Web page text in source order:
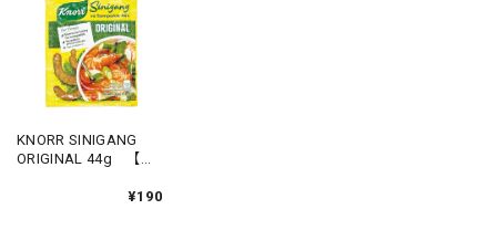
KNORR SINIGANG
ORIGINAL 44g 【ク
¥190